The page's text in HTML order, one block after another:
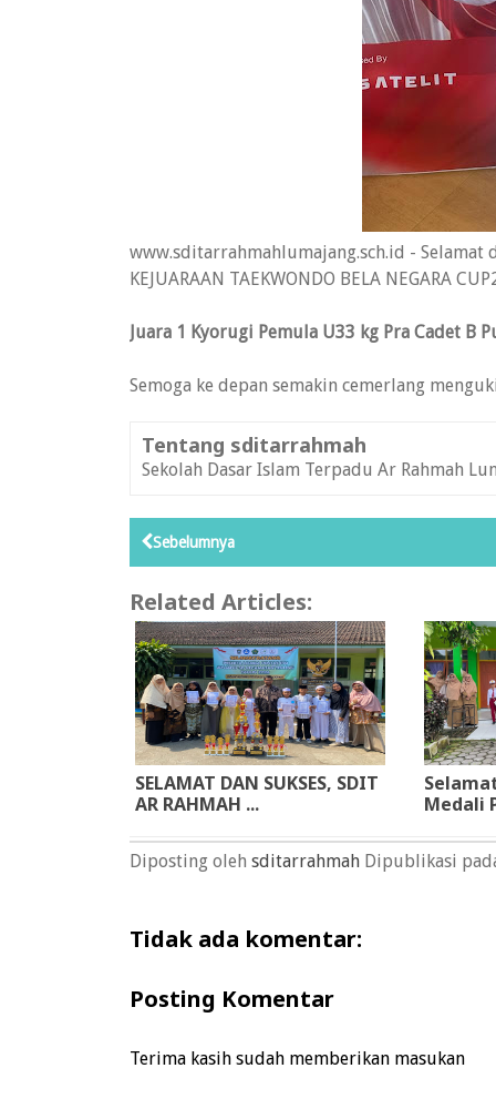
www.sditarrahmahlumajang.sch.id - Selamat
KEJUARAAN TAEKWONDO BELA NEGARA
Juara 1 Kyorugi Pemula U33 kg Pra Cadet B
Semoga ke depan semakin cemerlang
Tentang sditarrahmah
Sekolah Dasar Islam Terpadu Ar Rahmah
Sebelumnya
Related Articles:
SELAMAT DAN SUKSES, SDIT
AR RAHMAH ...
Medali
Diposting oleh sditarrahmah Dipublikasi
Tidak ada komentar:
Posting Komentar
Terima kasih sudah memberikan masukan